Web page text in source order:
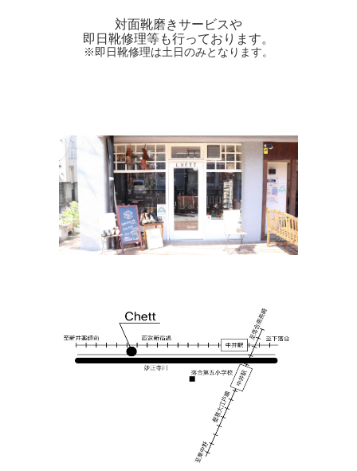
対面靴磨きサービスや
即日靴修理等も行っております。
※即日靴修理は土日のみとなります。